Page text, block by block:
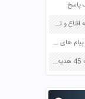
پاسخ
یکی از موثرترین پیام هایی را که دریافت کرده اید و به اقناع و تغییری جدی در شما منجر شده است برسی کنید و علت این تاثیر گذاری قابل توجه را بنویسید صفحه 52 تفکر و سواد رسانه ای دهم
یکی از خاطرات حضور خود در نماز جمعه صفحه 123 پیام های آسمان هفتم
یکی از داستان های مربوط به زندگی امام کاظم صفحه 45 هدیه های آسمان چهارم